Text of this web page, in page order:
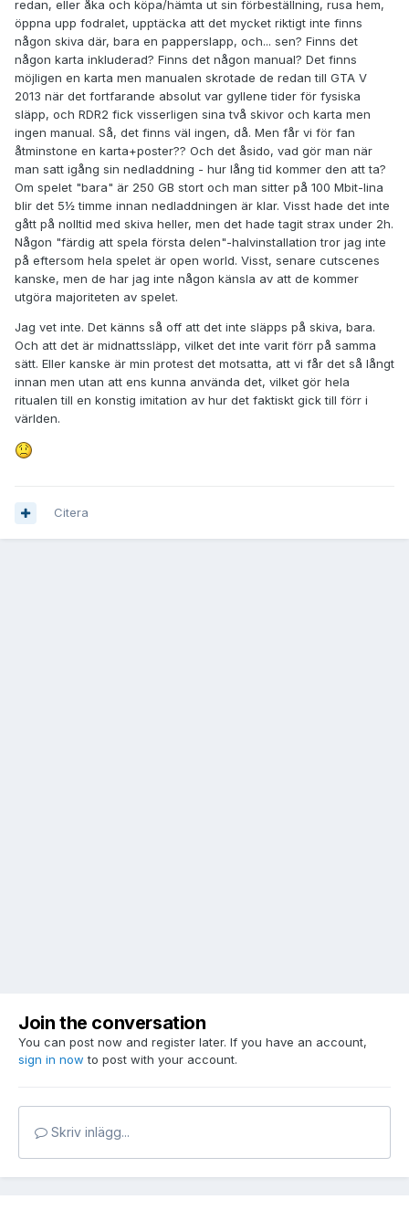
redan, eller åka och köpa/hämta ut sin förbeställning, rusa hem,
öppna upp fodralet, upptäcka att det mycket riktigt inte finns
någon skiva där, bara en papperslapp, och... sen? Finns det
någon karta inkluderad? Finns det någon manual? Det finns
möjligen en karta men manualen skrotade de redan till GTA V
2013 när det fortfarande absolut var gyllene tider för fysiska
släpp, och RDR2 fick visserligen sina två skivor och karta men
ingen manual. Så, det finns väl ingen, då. Men får vi för fan
åtminstone en karta+poster?? Och det åsido, vad gör man när
man satt igång sin nedladdning - hur lång tid kommer den att ta?
Om spelet "bara" är 250 GB stort och man sitter på 100 Mbit-lina
blir det 5½ timme innan nedladdningen är klar. Visst hade det inte
gått på nolltid med skiva heller, men det hade tagit strax under 2h.
Någon "färdig att spela första delen"-halvinstallation tror jag inte
på eftersom hela spelet är open world. Visst, senare cutscenes
kanske, men de har jag inte någon känsla av att de kommer
utgöra majoriteten av spelet.
Jag vet inte. Det känns så off att det inte släpps på skiva, bara.
Och att det är midnattssläpp, vilket det inte varit förr på samma
sätt. Eller kanske är min protest det motsatta, att vi får det så långt
innan men utan att ens kunna använda det, vilket gör hela
ritualen till en konstig imitation av hur det faktiskt gick till förr i
världen.
Citera
Join the conversation
You can post now and register later. If you have an account,
sign in now to post with your account.
Skriv inlägg...